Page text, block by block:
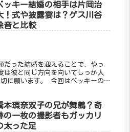
ッキー結婚の相手は片岡治
！式や披露宴は？ゲス川谷
音と比較
った結婚を迎えることで、やっ
は彼と同じ方向を向いてしっか人
に願います。 今回はベッキーの
本環奈双子の兄が舞鶴？奇
の一枚の撮影者もガッカリ
太った足